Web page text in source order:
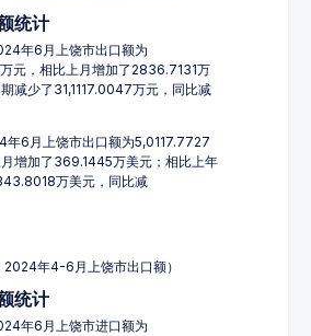
统计
年6月上饶市出口额为
元，相比上月增加了2836.7131万
减少了31,1117.0047万元，同比减
年6月上饶市出口额为5,0117.7727
增加了369.1445万美元；相比上年
万美元，同比减
2024年4-6月上饶市出口额）
统计
年6月上饶市进口额为